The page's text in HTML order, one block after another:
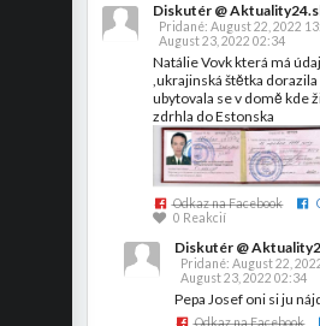
Diskutér @
Pridané:August 22, 2022
August 23, 2022 02:34
Natálie Vovk která má
,ukrajinská štětka dorazila
ubytovala se v domě kde
zdrhla do Estonska
Odkaz na Facebook
0 Reakcií
Diskutér @
Pridané:August 22,
August 23, 2022 02:34
Pepa Josef oni si ju
Odkaz na Facebook